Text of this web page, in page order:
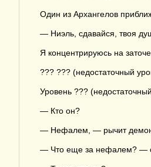
Один из Архангелов
— Ниэль, сдавайся, твоя
Я концентрируюсь на
??? ??? (недостаточный
Уровень ???
— Кто он?
— Нефалем, — рычит демон
— Что еще за нефалем? —